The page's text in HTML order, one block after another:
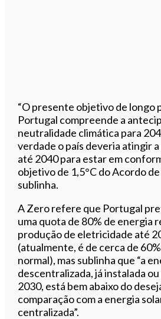
“O presente objetivo de longo
Portugal compreende a
neutralidade climática para
verdade o país deveria atingir
até 2040 para estar em
objetivo de 1,5°C do Acordo de
sublinha.
A Zero refere que Portugal
uma quota de 80% de energia
produção de eletricidade até
(atualmente, é de cerca de
normal), mas sublinha que “a
descentralizada, já instalada
2030, está bem abaixo do
comparação com a energia
centralizada”.